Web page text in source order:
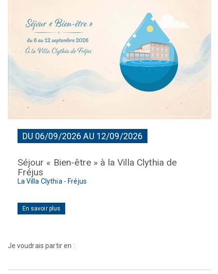
DU 06/09/2026 AU 12/09/2026
Séjour « Bien-être » à la Villa Clythia de
Fréjus
La Villa Clythia - Fréjus
En savoir plus
Je voudrais partir en :